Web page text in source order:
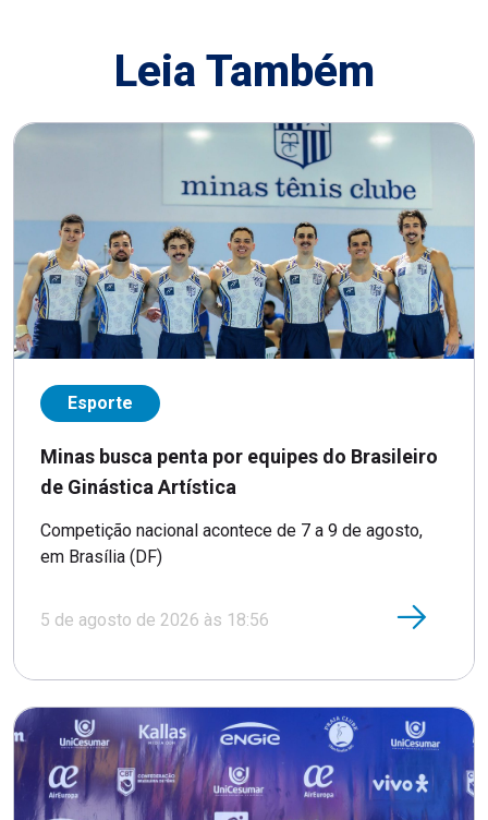
Leia Também
Esporte
Minas busca penta por equipes do Brasileiro
de Ginástica Artística
Competição nacional acontece de 7 a 9 de agosto,
em Brasília (DF)
5 de agosto de 2026 às 18:56